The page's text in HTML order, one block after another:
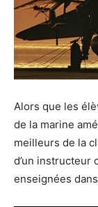
Alors que les
de la marine
meilleurs de la
d’un instructeur
enseignées